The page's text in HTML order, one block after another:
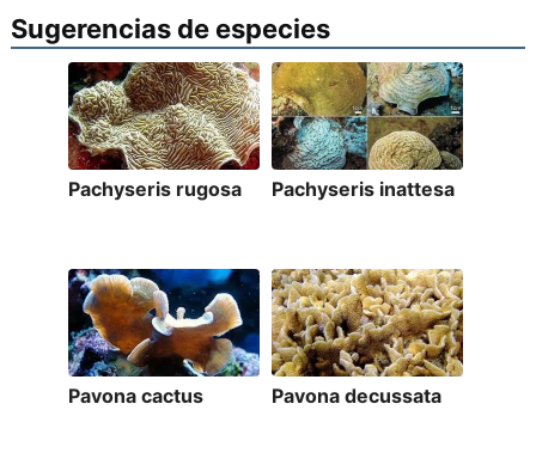
Sugerencias de especies
Pachyseris rugosa Pachyseris inattesa
Pavona cactus Pavona decussata